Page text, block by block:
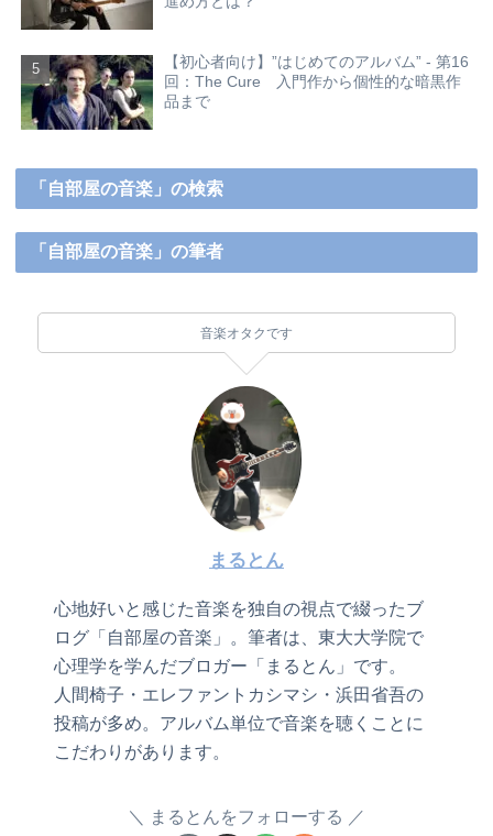
【初心者向け】”はじめてのアルバム” - 第16
回：The Cure 入門作から個性的な暗黒作
品まで
「自部屋の音楽」の検索
「自部屋の音楽」の筆者
音楽オタクです
まるとん
心地好いと感じた音楽を独自の視点で綴ったブ
ログ「自部屋の音楽」。筆者は、東大大学院で
心理学を学んだブロガー「まるとん」です。
人間椅子・エレファントカシマシ・浜田省吾の
投稿が多め。アルバム単位で音楽を聴くことに
こだわりがあります。
まるとんをフォローする